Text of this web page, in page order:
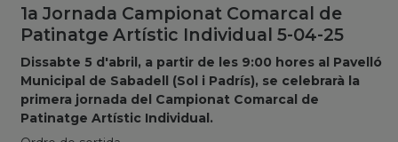
1a Jornada Campionat Comarcal de
Patinatge Artístic Individual 5-04-25
Dissabte 5 d'abril, a partir de les 9:00 hores al Pavelló
Municipal de Sabadell (Sol i Padrís), se celebrarà la
primera jornada del Campionat Comarcal de
Patinatge Artístic Individual.